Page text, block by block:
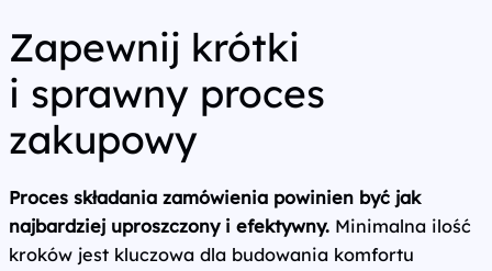
Zapewnij krótki
i sprawny proces
zakupowy
Proces składania zamówienia powinien być jak
najbardziej uproszczony i efektywny. Minimalna ilość
kroków jest kluczowa dla budowania komfortu